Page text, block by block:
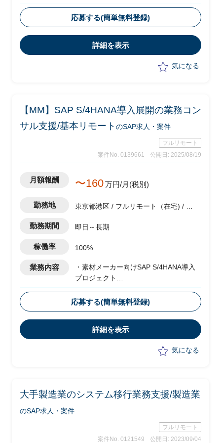
・全社統一の業務・システムを複数の工
場に一斉に導入及び展開
・生産原価領域のコンサルタントとして
以下業務を実施予定
向けたソリューションの策定
-システム導入展開計画の策定、実行
スケジュールの作成
応募する(簡単無料登録)
詳細を表示
気になる
【MM】SAP S/4HANA導入展開の業務コン
サル支援/基本リモート のSAP求人・案件
フルリモート
案件No. 0139661
公開日: 2025/08/19
月額報酬 〜160万円/月(税別)
勤務地
東京都港区 / フルリモート（在宅) / 六
勤務期間 即日～長期
稼働率 100%
業務内容
・素材メーカー向けSAP S/4HANA導入
プロジェクト
・全社統一の業務・システムを複数の工
場に一斉に導入及び展開
・生産原価領域のコンサルタントとして
以下業務を実施予定
向けたソリューションの策定
-システム導入展開計画の策定、実行
応募する(簡単無料登録)
詳細を表示
気になる
大手製造業のシステム移行業務支援/製造業
のSAP求人・案件
フルリモート
案件No. 0121549
公開日: 2023/09/04